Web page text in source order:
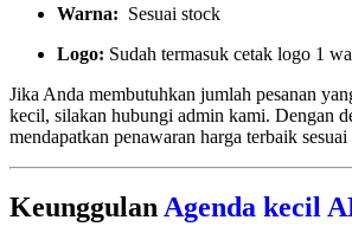
Warna: Sesuai stock
Logo: Sudah termasuk cetak logo 1
Jika Anda membutuhkan jumlah pesanan
kecil, silakan hubungi admin kami. Dengan
mendapatkan penawaran harga terbaik
KeunggulanAgenda kecil